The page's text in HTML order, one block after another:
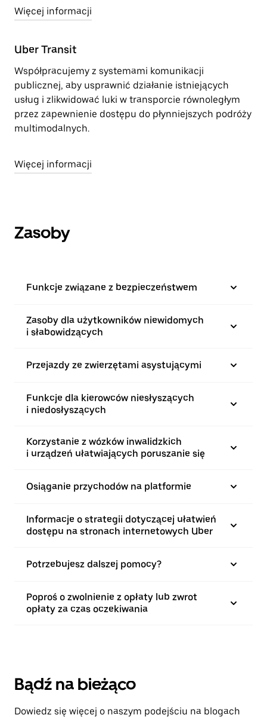
Więcej informacji
Uber Transit
Współpracujemy z systemami komunikacji
publicznej, aby usprawnić działanie istniejących
usług i zlikwidować luki w transporcie równoległym
przez zapewnienie dostępu do płynniejszych podróży
multimodalnych.
Więcej informacji
Zasoby
Funkcje związane z bezpieczeństwem
Zasoby dla użytkowników niewidomych
i słabowidzących
Przejazdy ze zwierzętami asystującymi
Funkcje dla kierowców niesłyszących
i niedosłyszących
Korzystanie z wózków inwalidzkich
i urządzeń ułatwiających poruszanie się
Osiąganie przychodów na platformie
Informacje o strategii dotyczącej ułatwień
dostępu na stronach internetowych Uber
Potrzebujesz dalszej pomocy?
Poproś o zwolnienie z opłaty lub zwrot
opłaty za czas oczekiwania
Bądź na bieżąco
Dowiedz się więcej o naszym podejściu na blogach